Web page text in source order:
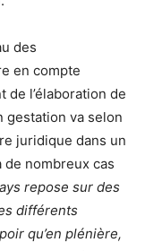
des
en compte
l’élaboration de
gestation va selon
juridique dans un
nombreux cas
repose sur des
différents
qu’en plénière,